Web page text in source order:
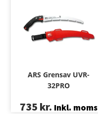
ARS Grensav UVR-
32PRO
735 kr. Inkl. moms